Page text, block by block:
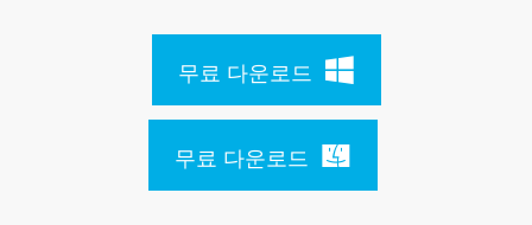
Mac 시스템에서 무제한 데이터 복구
드라이브에서 복구
삭제된 미디어 복구
무료 다운로드
무료 다운로드